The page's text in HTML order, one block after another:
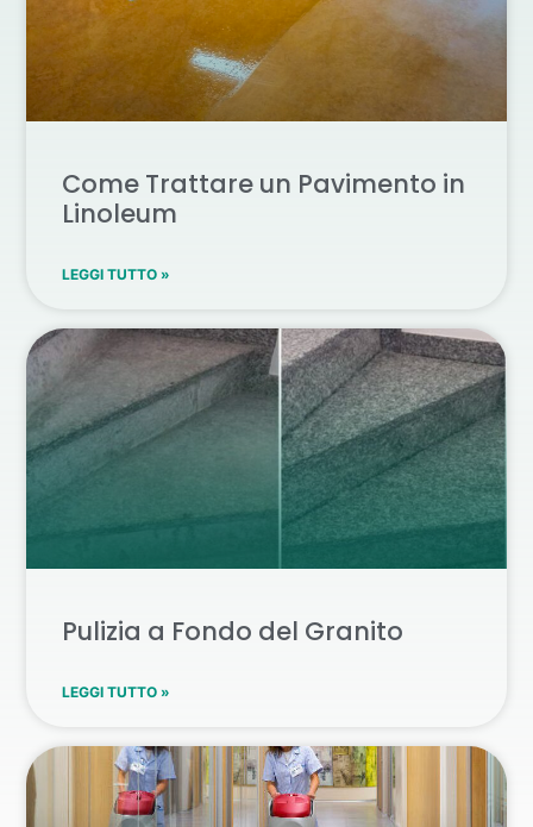
Come Trattare un Pavimento in
Linoleum
LEGGI TUTTO »
Pulizia a Fondo del Granito
LEGGI TUTTO »